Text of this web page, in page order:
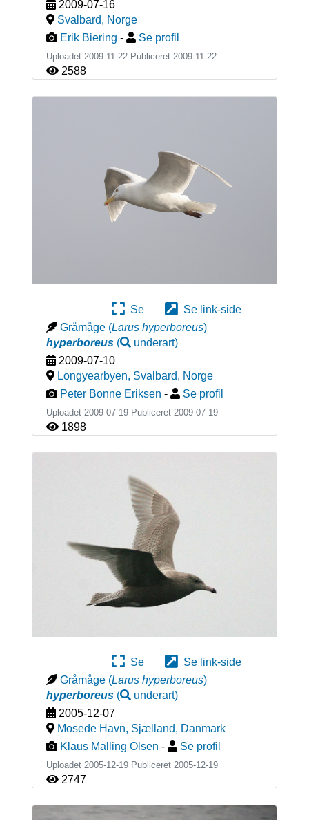
2009-07-16
Svalbard, Norge
Erik Biering - Se profil
Uploadet 2009-11-22 Publiceret 2009-11-22
2588
Se
Se link-side
Gråmåge (Larus hyperboreus)
hyperboreus( underart)
2009-07-10
Longyearbyen, Svalbard, Norge
Peter Bonne Eriksen - Se profil
Uploadet 2009-07-19 Publiceret 2009-07-19
1898
Se
Se link-side
Gråmåge (Larus hyperboreus)
hyperboreus( underart)
2005-12-07
Mosede Havn, Sjælland, Danmark
Klaus Malling Olsen - Se profil
Uploadet 2005-12-19 Publiceret 2005-12-19
2747